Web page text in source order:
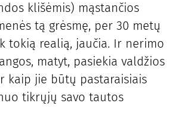
klišėmis) mąstančios
tą grėsmę, per 30 metų
tokią realią, jaučia. Ir nerimo
matyt, pasiekia valdžios
kaip jie būtų pastaraisiais
tikrųjų savo tautos